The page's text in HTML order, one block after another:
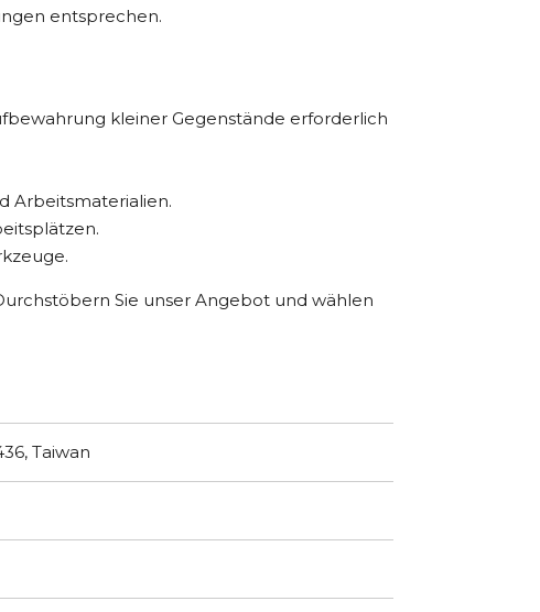
entsprechen.
kleiner Gegenstände erforderlich
Arbeitsmaterialien.
Sie unser Angebot und wählen
Taiwan